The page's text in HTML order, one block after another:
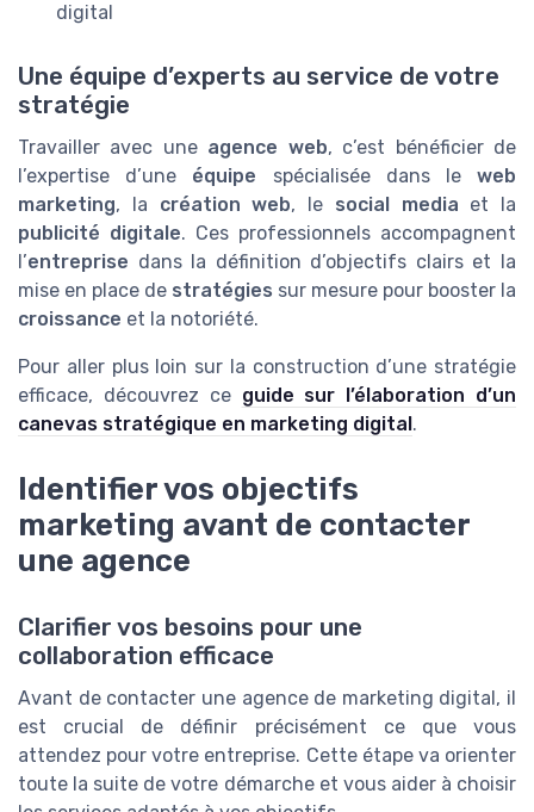
digital
Une équipe d’experts au service de votre
stratégie
Travailler avec une agence web, c’est bénéficier de
l’expertise d’une équipe spécialisée dans leweb
marketing, la création web, le social media et la
publicité digitale. Ces professionnels accompagnent
l’entreprise dans la définition d’objectifs clairs et la
mise en place de stratégies sur mesure pour booster la
croissance et la notoriété.
Pour aller plus loin sur la construction d’une stratégie
efficace, découvrez ce guide sur l’élaboration d’un
canevas stratégique en marketing digital .
Identifier vos objectifs
marketing avant de contacter
une agence
Clarifier vos besoins pour une
collaboration efficace
Avant de contacter une agence de marketing digital, il
est crucial de définir précisément ce que vous
attendez pour votre entreprise. Cette étape va orienter
toute la suite de votre démarche et vous aider à choisir